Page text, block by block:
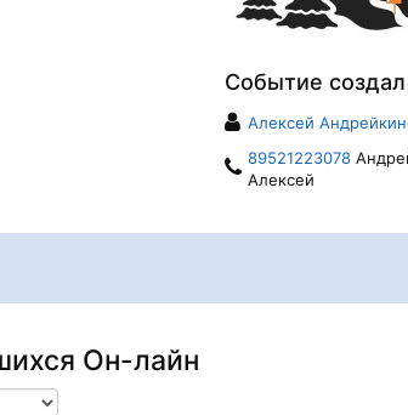
Событие создал
Алексей Андрейкин
89521223078
Алексей
Он-лайн